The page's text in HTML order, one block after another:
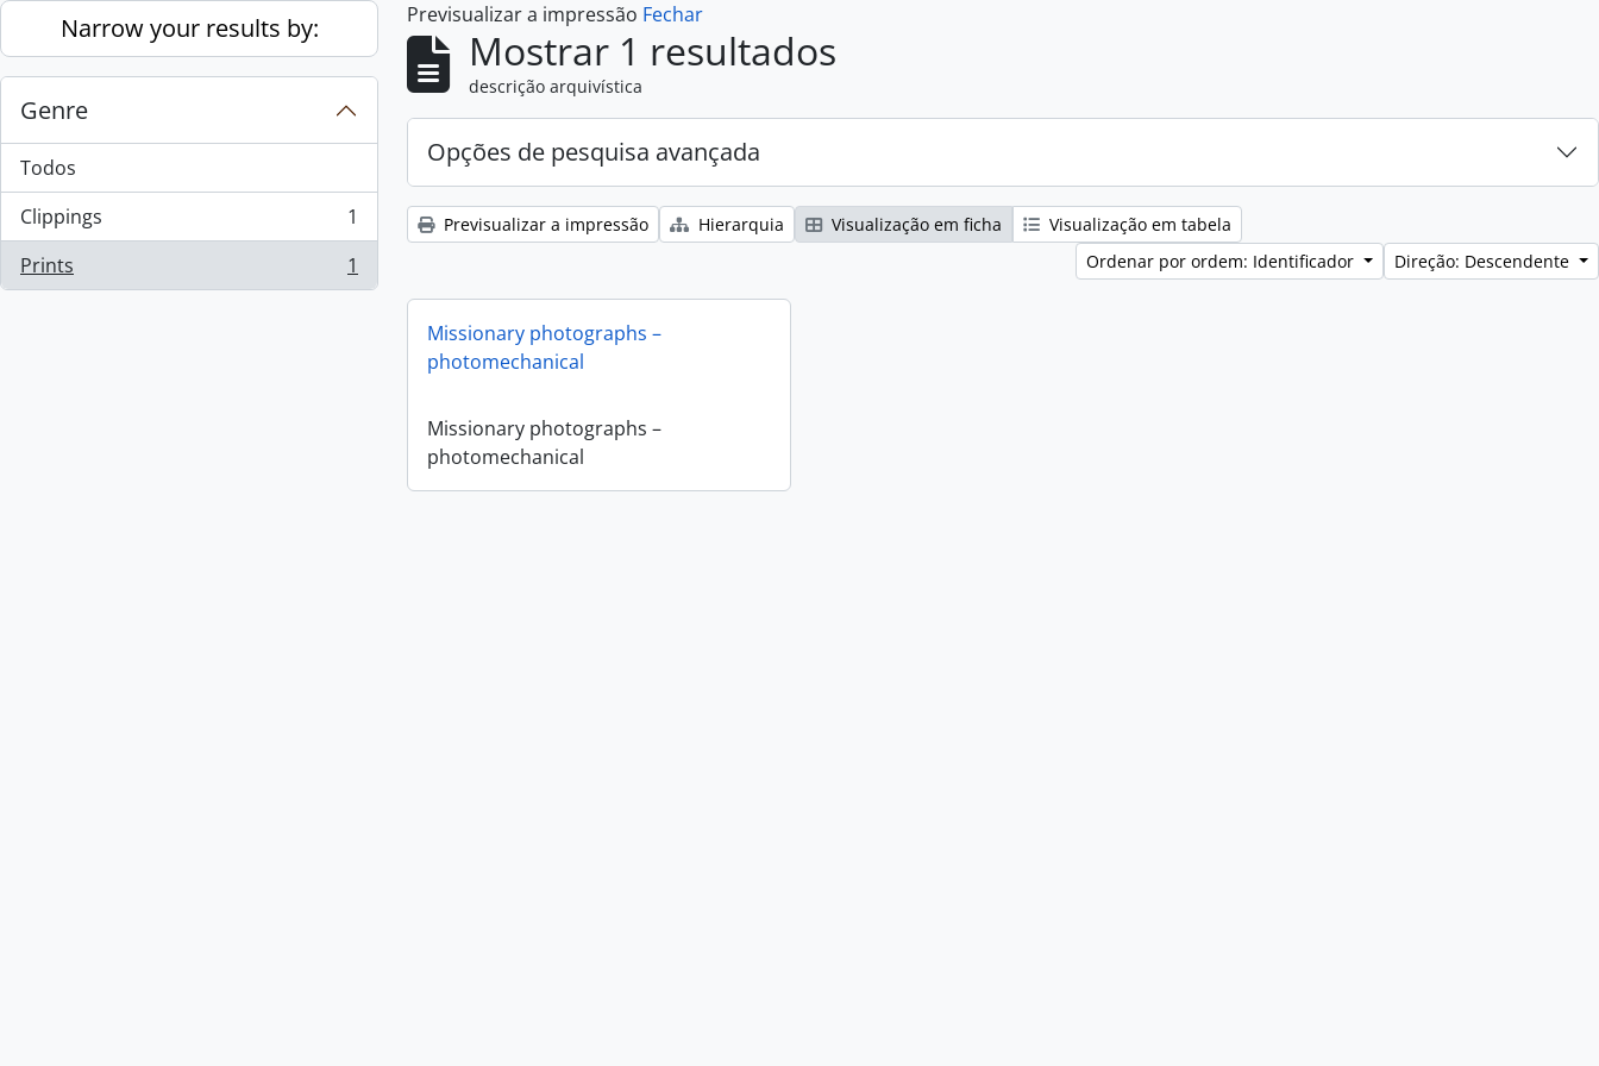
Skip to main content
Narrow your results by:
Genre
Todos
Clippings
, 1 resultados
1
Prints
, 1 resultados 1
Previsualizar a impressão Fechar
Mostrar 1 resultados
descrição arquivística
Opções de pesquisa avançada
Previsualizar a impressão Hierarquia Visualização em ficha
Visualização em tabela
Ordenar por ordem: Identificador
Direção: Descendente
Missionary photographs –
photomechanical
Missionary photographs –
photomechanical